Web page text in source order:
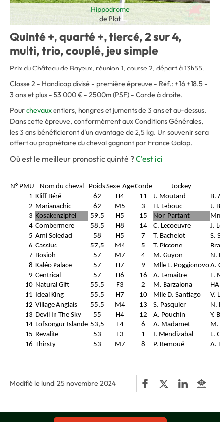
Hippodrome
de Plat
Quinté +, quarté +, tiercé, 2 sur 4,
multi, trio, couplé, jeu simple
Prix du Château de Bayeux, réunion 1, course 2, départ à 13h55.
Classe 2 - Handicap divisé - première épreuve - Réf.: +16 +18.5 -
3 ans et plus - 53 000 € - 2500m (PSF) - Corde à droite.
Pourchevauxentiers, hongres et juments de 3 ans et au-dessus.
Dans cette épreuve, conformément aux Conditions Générales,
les 3 ans bénéficieront d'un avantage de 2,5 kg. Un souvenir sera
offert au propriétaire du cheval gagnant par France Galop.
Où est le meilleur pronostic quinté ?C'est ici
N° PMU Nom du cheval PoidsSexe-AgeCorde
Jockey
1 Kliff Béré 62 H4 11 J. Moutard
B.
2 Marianachic 62 M5 3 H. Lebouc
J.
3 Kosakenzipfel 59,5 H5 15 Non Partant
4 Combermere 58,5 H8 14 C. Lecoeuvre
J.
5 Ami Soledad 58 H5 7 T. Bachelot
S.
6 Cassius 57,5 M4 5 T. Piccone
7 Bosioh 57 M7 4 M. Guyon
N.
8 Kaléo Palace 57 H7 9 Mlle L. PoggionovoA.
9 Centrical 57 H6 16 A. Lemaitre
F.
10 Natural Gift 55,5 F3 2 M. Barzalona
11 Ideal King 55,5 H7 10 Mlle D. Santiago
V.
12 Village Anglais 55,5 M4 13 S. Pasquier
N.
13 Devil In The Sky 55 H4 12 A. Pouchin
Y.
14 Lofsongur Islande 53,5 F4 6 A. Madamet
M.
15 Revalite 53 F3 1 I. Mendizabal
L.
16 Thirsty 53 M7 8 P. Remoué A.
Modifié le lundi 25 novembre 2024